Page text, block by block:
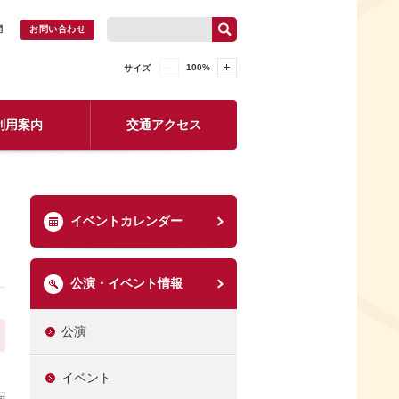
お問い合わせ
サイズ 100%
用案内 交通アクセス
イベントカレンダー
公演・イベント情報
公演
イベント